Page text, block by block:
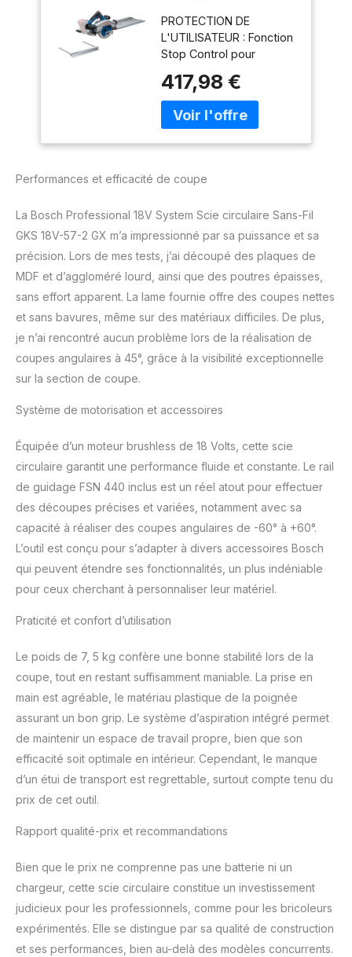
GKS 18V-57-2 GX
(butée longitudinale,
FSN 440, sans
batterie/chargeur)
PROTECTION DE
L'UTILISATEUR : Fonction
Stop Control pour
automatiquement la fin
de la coupe ; KickBack
Control ; adaptateur Click
éclairage et un guidage
COUPE : Compatible
avec le rail de guidage
transversal et le système
transforme en scie à
onglet avec FSN X,
design compact pour les
coupes rapprochées, et
coupe jusqu'à 57 mm
avec un biseau de 50°.
à une main et levier à
facilement le capot de
protection inférieur à une
main. IHM : Fonction :
Control marche/arrêt et
mode éco. État : Contrôle
de la surchauffe et
KickBack Control
CONTENU: GKS 18V-57-2
417,98 €
Performances et efficacité de coupe
La Bosch Professional 18V System Scie circulaire Sans-Fil
GKS 18V-57-2 GX m’a impressionné par sa puissance et sa
précision. Lors de mes tests, j’ai découpé des plaques de
MDF et d’aggloméré lourd, ainsi que des poutres épaisses,
sans effort apparent. La lame fournie offre des coupes nettes
et sans bavures, même sur des matériaux difficiles. De plus,
je n’ai rencontré aucun problème lors de la réalisation de
coupes angulaires à 45°, grâce à la visibilité exceptionnelle
sur la section de coupe.
Système de motorisation et accessoires
Équipée d’un moteur brushless de 18 Volts, cette scie
circulaire garantit une performance fluide et constante. Le rail
de guidage FSN 440 inclus est un réel atout pour effectuer
des découpes précises et variées, notamment avec sa
capacité à réaliser des coupes angulaires de -60° à +60°.
L’outil est conçu pour s’adapter à divers accessoires Bosch
qui peuvent étendre ses fonctionnalités, un plus indéniable
pour ceux cherchant à personnaliser leur matériel.
Praticité et confort d’utilisation
Le poids de 7, 5 kg confère une bonne stabilité lors de la
coupe, tout en restant suffisamment maniable. La prise en
main est agréable, le matériau plastique de la poignée
assurant un bon grip. Le système d’aspiration intégré permet
de maintenir un espace de travail propre, bien que son
efficacité soit optimale en intérieur. Cependant, le manque
d’un étui de transport est regrettable, surtout compte tenu du
prix de cet outil.
Rapport qualité-prix et recommandations
Bien que le prix ne comprenne pas une batterie ni un
chargeur, cette scie circulaire constitue un investissement
judicieux pour les professionnels, comme pour les bricoleurs
expérimentés. Elle se distingue par sa qualité de construction
et ses performances, bien au-delà des modèles concurrents.